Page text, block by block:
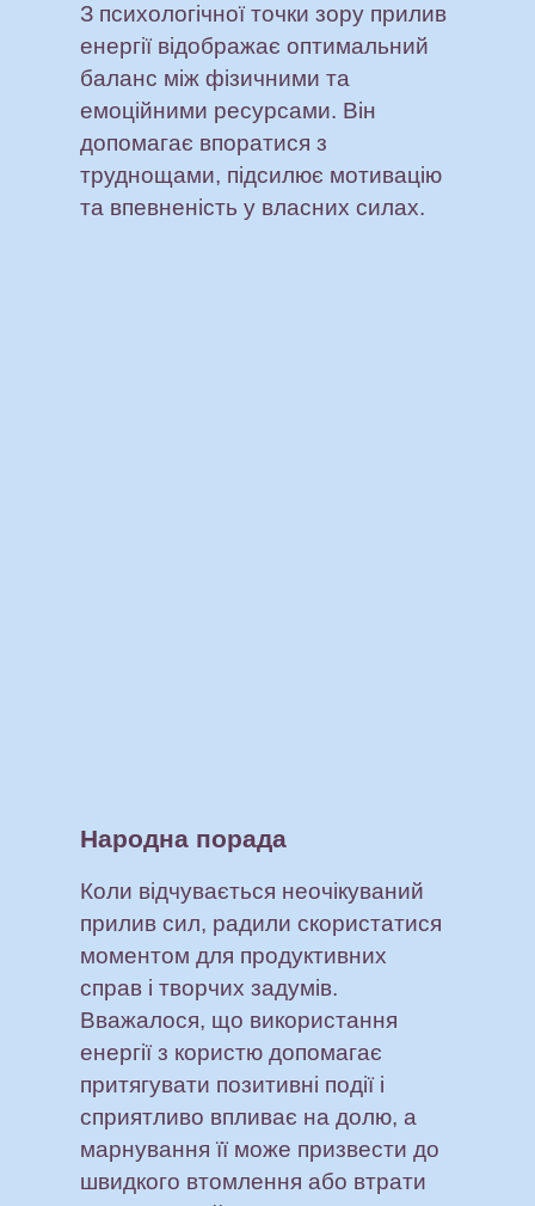
З психологічної точки зору прилив
енергії відображає оптимальний
баланс між фізичними та
емоційними ресурсами. Він
допомагає впоратися з
труднощами, підсилює мотивацію
та впевненість у власних силах.
Народна порада
Коли відчувається неочікуваний
прилив сил, радили скористатися
моментом для продуктивних
справ і творчих задумів.
Вважалося, що використання
енергії з користю допомагає
притягувати позитивні події і
сприятливо впливає на долю, а
марнування її може призвести до
швидкого втомлення або втрати